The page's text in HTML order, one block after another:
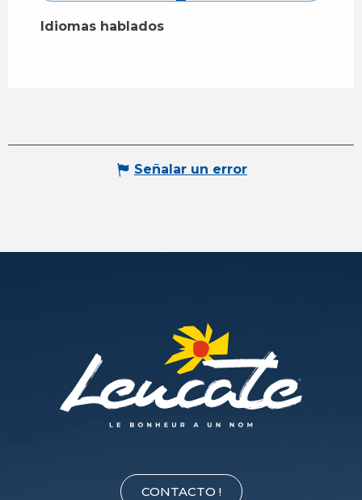
Idiomas hablados
Idiomas hablados
Señalar un error
CONTACTO !